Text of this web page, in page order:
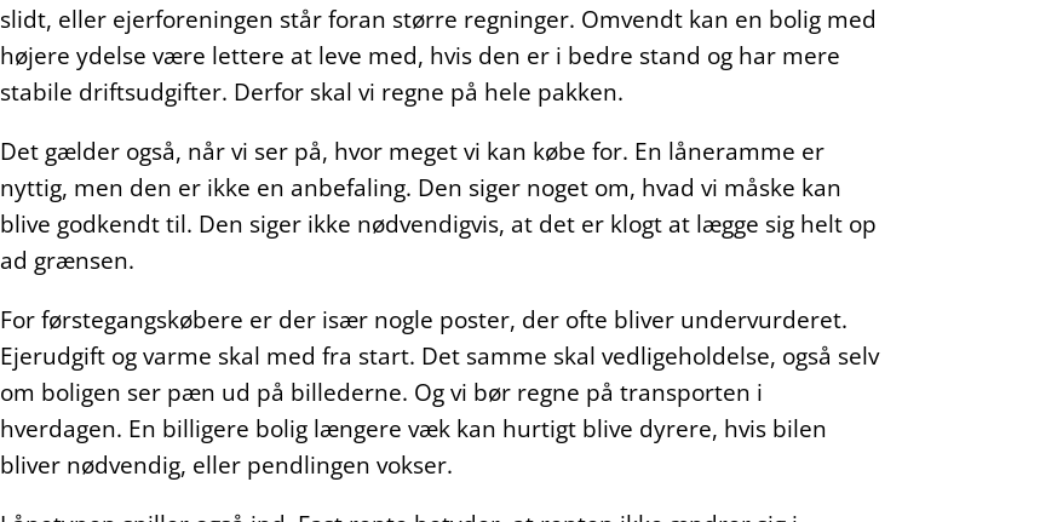
slidt, eller ejerforeningen står foran større regninger. Omvendt kan en bolig med
højere ydelse være lettere at leve med, hvis den er i bedre stand og har mere
stabile driftsudgifter. Derfor skal vi regne på hele pakken.
Det gælder også, når vi ser på, hvor meget vi kan købe for. En låneramme er
nyttig, men den er ikke en anbefaling. Den siger noget om, hvad vi måske kan
blive godkendt til. Den siger ikke nødvendigvis, at det er klogt at lægge sig helt op
ad grænsen.
For førstegangskøbere er der især nogle poster, der ofte bliver undervurderet.
Ejerudgift og varme skal med fra start. Det samme skal vedligeholdelse, også selv
om boligen ser pæn ud på billederne. Og vi bør regne på transporten i
hverdagen. En billigere bolig længere væk kan hurtigt blive dyrere, hvis bilen
bliver nødvendig, eller pendlingen vokser.